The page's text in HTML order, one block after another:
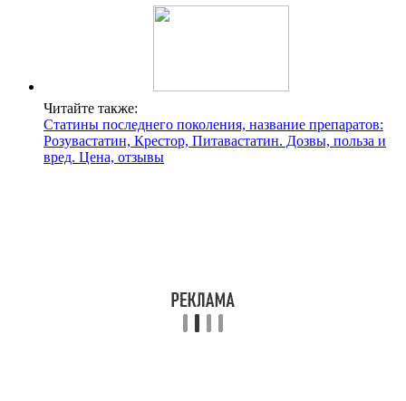
Читайте также:
Статины последнего поколения, название препаратов:
Розувастатин, Крестор, Питавастатин. Дозвы, польза и
вред. Цена, отзывы